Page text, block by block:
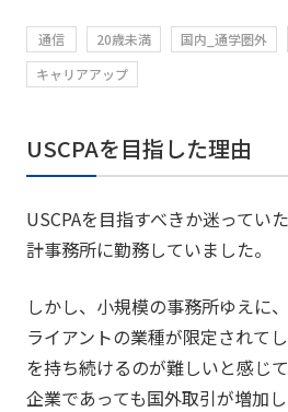
通信 20歳未満 国内_通学圏外
キャリアアップ
USCPAを目指した理由
USCPAを目指すべきか迷ってい
計事務所に勤務していました。
しかし、小規模の事務所ゆえに
ライアントの業種が限定されて
を持ち続けるのが難しいと感じ
企業であっても国外取引が増加